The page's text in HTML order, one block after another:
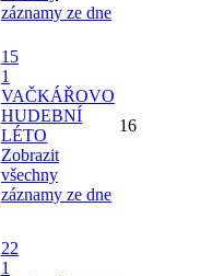
záznamy ze dne
15
1
VAČKÁŘOVO
HUDEBNÍ
LÉTO
Zobrazit
všechny
záznamy ze dne
16
22
1